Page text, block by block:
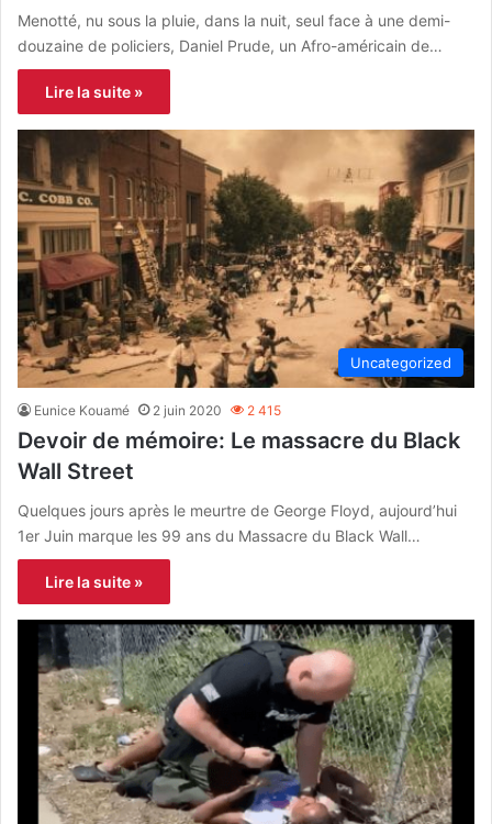
Menotté, nu sous la pluie, dans la nuit, seul face à une demi-
douzaine de policiers, Daniel Prude, un Afro-américain de…
Lire la suite »
Uncategorized
Eunice Kouamé 2 juin 2020 2 415
Devoir de mémoire: Le massacre du Black
Wall Street
Quelques jours après le meurtre de George Floyd, aujourd’hui
1er Juin marque les 99 ans du Massacre du Black Wall…
Lire la suite »